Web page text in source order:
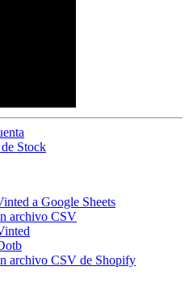
Stock
a Google Sheets
archivo CSV
archivo CSV de Shopify